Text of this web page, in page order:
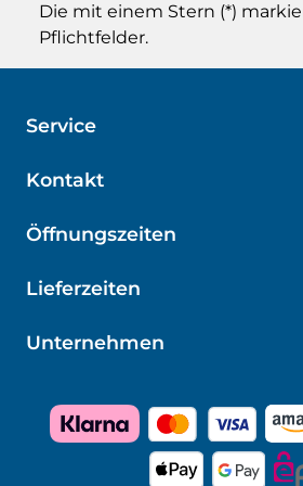
Die mit einem Stern (*)
Pflichtfelder.
Kontakt
Öffnungszeiten
Service
Unternehmen
Lieferzeiten